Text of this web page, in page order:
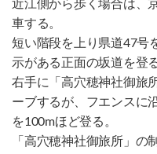
近江側から歩く場合は、
車する。
短い階段を上り県道47号
示がある正面の坂道を登る
右手に「高穴穂神社御旅
ーブするが、フエンスに
を100mほど登る。
「高穴穂神社御旅所」の